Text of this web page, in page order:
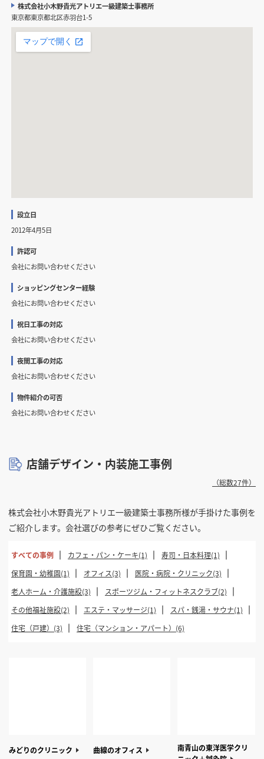
株式会社小木野貴光アトリエ一級建築士事務所
東京都東京都北区赤羽台1-5
設立日
2012年4月5日
許認可
会社にお問い合わせください
ショッピングセンター経験
会社にお問い合わせください
祝日工事の対応
会社にお問い合わせください
夜間工事の対応
会社にお問い合わせください
物件紹介の可否
会社にお問い合わせください
店舗デザイン・内装施工事例
（総数27件）
株式会社小木野貴光アトリエ一級建築士事務所様が手掛けた事例を
ご紹介します。会社選びの参考にぜひご覧ください。
すべての事例 カフェ・パン・ケーキ(1)
寿司・日本料理(1)
保育園・幼稚園(1)
オフィス(3)
医院・病院・クリニック(3)
老人ホーム・介護施設(3)
スポーツジム・フィットネスクラブ(2)
その他福祉施設(2)
エステ・マッサージ(1)
スパ・銭湯・サウナ(1)
住宅（戸建）(3)
住宅（マンション・アパート）(6)
みどりのクリニック 曲線のオフィス
南青山の東洋医学クリ